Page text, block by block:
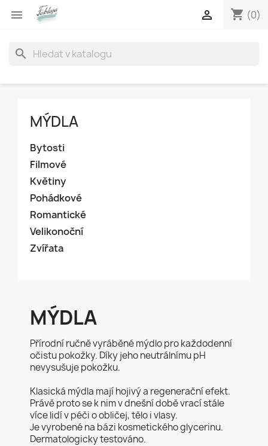
 shopping_cart (0)

search
MÝDLA
Bytosti
Filmové
Květiny
Pohádkové
Romantické
Velikonoční
Zvířata
MÝDLA
Přírodní ručně vyráběné mýdlo pro každodenní
očistu pokožky. Díky jeho neutrálnímu pH
nevysušuje pokožku.
Klasická mýdla mají hojivý a regenerační efekt.
Právě proto se k nim v dnešní době vrací stále
více lidí v péči o obličej, tělo i vlasy.
Je vyrobené na bázi kosmetického glycerinu.
Dermatologicky testováno.